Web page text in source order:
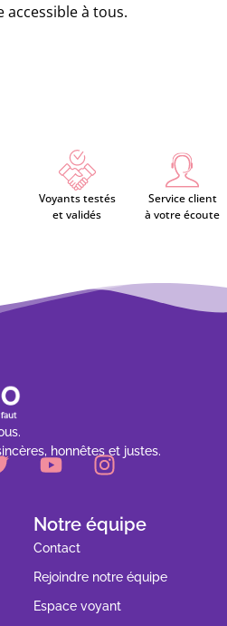
accessible à tous.
Voyants testés
et validés
Service client
à votre écoute
honnêtes et justes.
Notre équipe
Contact
Rejoindre notre équipe
Espace voyant